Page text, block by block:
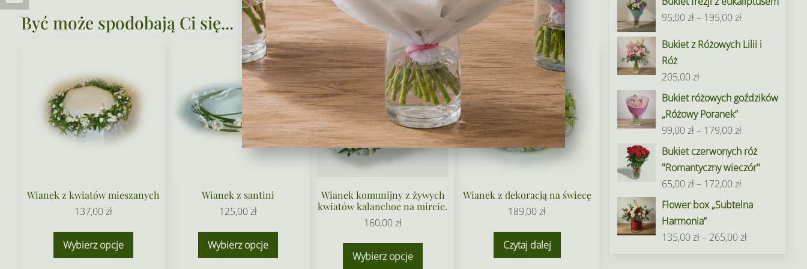
Być może spodobają Ci się...
Wianek z kwiatów mieszanych
137,00zł
Wybierz opcje
Wianek z santini
125,00zł
Wybierz opcje
Wianek komunijny z żywych
kwiatów kalanchoe na mircie.
160,00zł
Wybierz opcje
Niedostepny
Wianek z dekoracją na świecę
189,00zł
Czytaj dalej
95,00zł– 195,00złZakres
od
195,00 zł
Bukiet z Różowych Lilii i
Róż
205,00zł
Bukiet różowych goździków
„Różowy Poranek”
99,00zł– 179,00złZakres
cen:
od
179,00 zł
Bukiet czerwonych róż
"Romantyczny wieczór"
65,00zł– 172,00złZakres
cen:
65,00 zł
Flower box „Subtelna
Harmonia”
135,00zł– 265,00złZakres